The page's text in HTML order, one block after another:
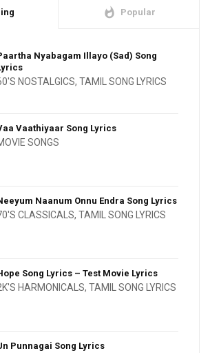
whatshot Popular
Nyabagam Illayo (Sad) Song
NOSTALGICS, TAMIL SONG LYRICS
Vaathiyaar Song Lyrics
SONGS
Naanum Onnu Endra Song Lyrics
CLASSICALS, TAMIL SONG LYRICS
Song Lyrics – Test Movie Lyrics
HARMONICALS, TAMIL SONG LYRICS
Punnagai Song Lyrics